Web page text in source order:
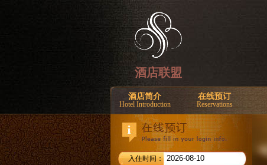
酒店联盟
酒店简介
Hotel Introduction
在线预订
Reservations
入住时间：